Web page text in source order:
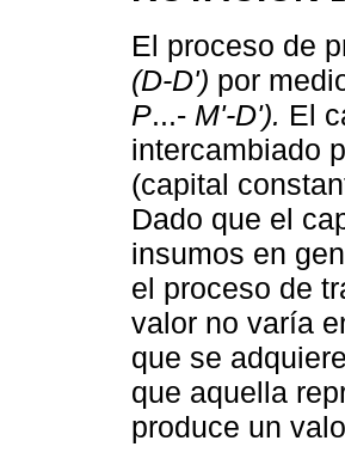
El proceso de
(D-D') por
P...- M'-D'). El
intercambiado
(capital
Dado que el
insumos en
el proceso de
valor no varía
que se
que aquella
produce un